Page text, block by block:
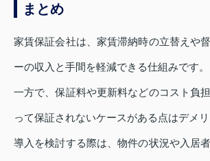
まとめ
家賃保証会社は、家賃滞納時の立替えや
ーの収入と手間を軽減できる仕組みです。
一方で、保証料や更新料などのコスト負
って保証されないケースがある点はデメリ
導入を検討する際は、物件の状況や入居